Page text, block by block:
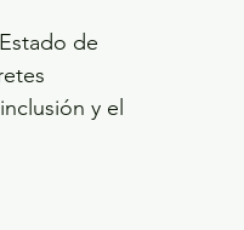
de
y el